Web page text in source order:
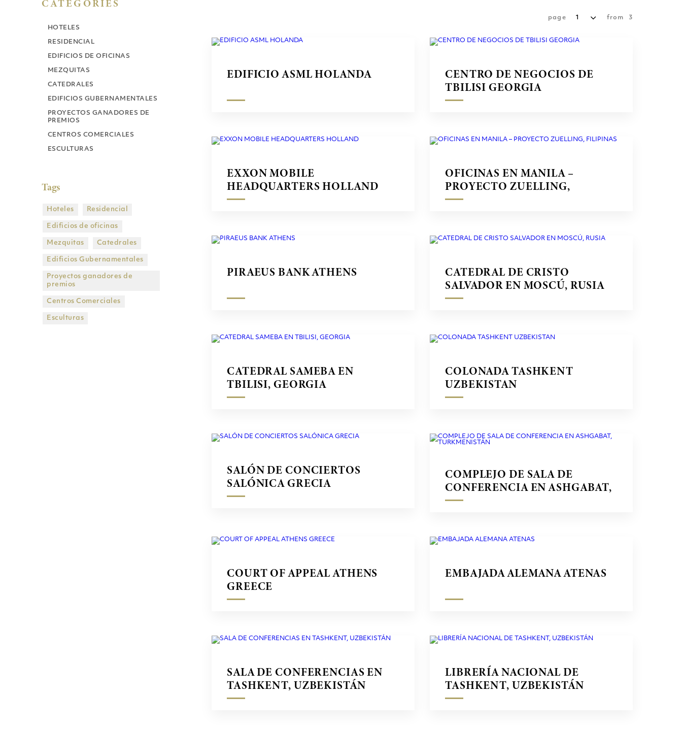
CATEGORIES
HOTELES
RESIDENCIAL
EDIFICIOS DE OFICINAS
MEZQUITAS
CATEDRALES
EDIFICIOS GUBERNAMENTALES
PROYECTOS GANADORES DE
PREMIOS
CENTROS COMERCIALES
ESCULTURAS
Tags
Hoteles Residencial
Edificios de oficinas
Mezquitas Catedrales
Edificios Gubernamentales
Proyectos ganadores de
premios
Centros Comerciales
Esculturas
page 1 from 3
EDIFICIO ASML HOLANDA
CENTRO DE NEGOCIOS DE
TBILISI GEORGIA
EXXON MOBILE
HEADQUARTERS HOLLAND
OFICINAS EN MANILA –
PROYECTO ZUELLING,
FILIPINAS
PIRAEUS BANK ATHENS
CATEDRAL DE CRISTO
SALVADOR EN MOSCÚ, RUSIA
CATEDRAL SAMEBA EN
TBILISI, GEORGIA
COLONADA TASHKENT
UZBEKISTAN
SALÓN DE CONCIERTOS
SALÓNICA GRECIA
COMPLEJO DE SALA DE
CONFERENCIA EN ASHGABAT,
TURKMENISTÁN
COURT OF APPEAL ATHENS
GREECE
EMBAJADA ALEMANA ATENAS
SALA DE CONFERENCIAS EN
TASHKENT, UZBEKISTÁN
LIBRERÍA NACIONAL DE
TASHKENT, UZBEKISTÁN